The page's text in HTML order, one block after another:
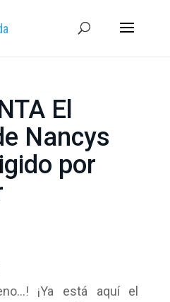
El
Nancys
por
¡Ya está aquí el